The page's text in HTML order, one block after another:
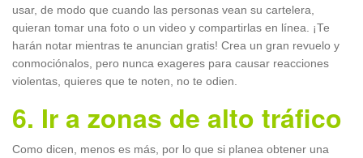
usar, de modo que cuando las personas vean su cartelera,
quieran tomar una foto o un video y compartirlas en línea. ¡Te
harán notar mientras te anuncian gratis! Crea un gran revuelo y
conmociónalos, pero nunca exageres para causar reacciones
violentas, quieres que te noten, no te odien.
6. Ir a zonas de alto tráfico
Como dicen, menos es más, por lo que si planea obtener una